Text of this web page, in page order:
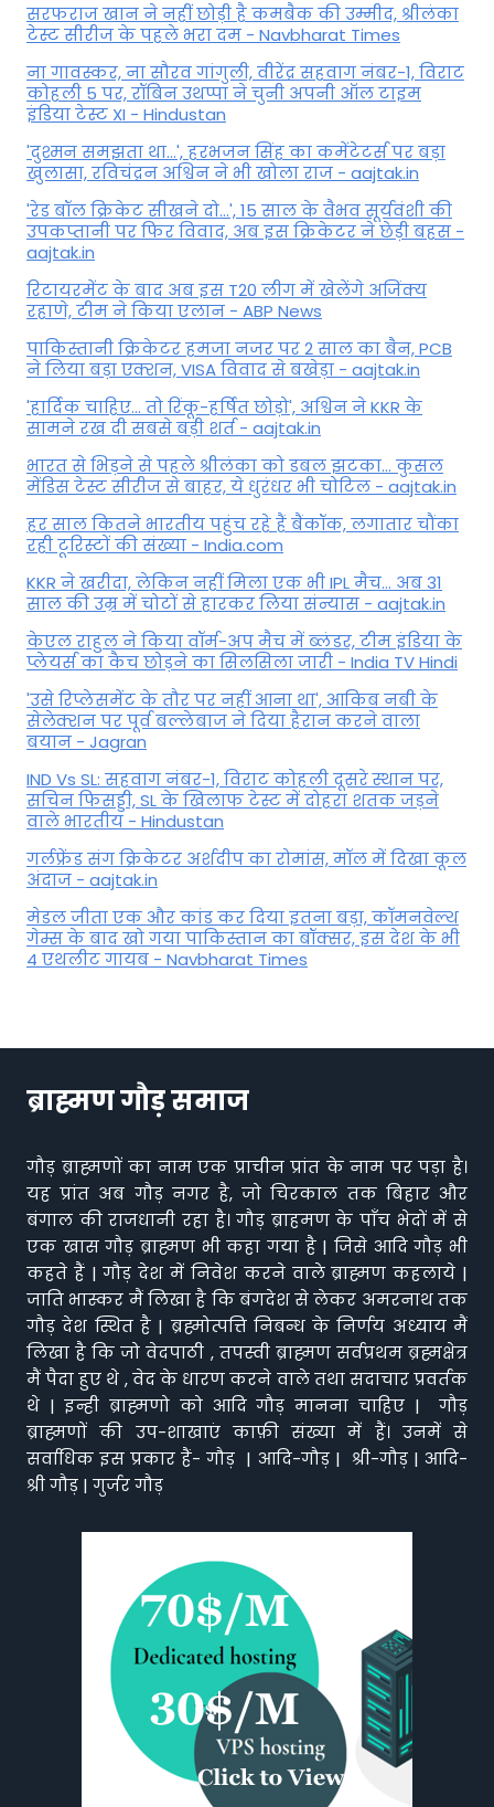
सरफराज खान ने नहीं छोड़ी है कमबैक की उम्मीद, श्रीलंका
टेस्ट सीरीज के पहले भरा दम - Navbharat Times
ना गावस्कर, ना सौरव गांगुली, वीरेंद्र सहवाग नंबर-1, विराट
कोहली 5 पर, रॉबिन उथप्पा ने चुनी अपनी ऑल टाइम
इंडिया टेस्ट XI - Hindustan
'दुश्मन समझता था...', हरभजन सिंह का कमेंटेटर्स पर बड़ा
खुलासा, रव‍िचंद्रन अश्विन ने भी खोला राज - aajtak.in
'रेड बॉल क्रिकेट सीखने दो...', 15 साल के वैभव सूर्यवंशी की
उपकप्तानी पर फ‍िर व‍िवाद, अब इस क्रिकेटर ने छेड़ी बहस -
aajtak.in
रिटायरमेंट के बाद अब इस T20 लीग में खेलेंगे अजिंक्य
रहाणे, टीम ने किया एलान - ABP News
पाकिस्तानी क्रिकेटर हमजा नजर पर 2 साल का बैन, PCB
ने ल‍िया बड़ा एक्शन, VISA व‍िवाद से बखेड़ा - aajtak.in
'हार्दिक चाहिए... तो रिंकू-हर्षित छोड़ो', अश्विन ने KKR के
सामने रख दी सबसे बड़ी शर्त - aajtak.in
भारत से भिड़ने से पहले श्रीलंका को डबल झटका... कुसल
मेंडिस टेस्ट सीरीज से बाहर, ये धुरंधर भी चोटिल - aajtak.in
हर साल कितने भारतीय पहुंच रहे हैं बैंकॉक, लगातार चौंका
रही टूरिस्टों की संख्या - India.com
KKR ने खरीदा, लेकिन नहीं मिला एक भी IPL मैच... अब 31
साल की उम्र में चोटों से हारकर लिया संन्यास - aajtak.in
केएल राहुल ने किया वॉर्म-अप मैच में ब्लंडर, टीम इंडिया के
प्लेयर्स का कैच छोड़ने का सिलसिला जारी - India TV Hindi
'उसे रिप्लेसमेंट के तौर पर नहीं आना था', आकिब नबी के
सेलेक्शन पर पूर्व बल्लेबाज ने दिया हैरान करने वाला
बयान - Jagran
IND Vs SL: सहवाग नंबर-1, विराट कोहली दूसरे स्थान पर,
सचिन फिसड्डी, SL के खिलाफ टेस्ट में दोहरा शतक जड़ने
वाले भारतीय - Hindustan
गर्लफ्रेंड संग क्रिकेटर अर्शदीप का रोमांस, मॉल में द‍िखा कूल
अंदाज - aajtak.in
मेडल जीता एक और कांड कर दिया इतना बड़ा, कॉमनवेल्थ
गेम्स के बाद खो गया पाकिस्तान का बॉक्सर, इस देश के भी
4 एथलीट गायब - Navbharat Times
ब्राह्मण गौड़ समाज
गौड़ ब्राह्मणों का नाम एक प्राचीन प्रांत के नाम पर पड़ा है।
यह प्रांत अब गौड़ नगर है, जो चिरकाल तक बिहार और
बंगाल की राजधानी रहा है। गौड़ ब्राहमण के पाँच भेदों में से
एक खास गौड़ ब्राह्मण भी कहा गया है | जिसे आदि गौड़ भी
कहते हैं | गौड़ देश में निवेश करने वाले ब्राह्मण कहलाये |
जाति भास्कर मैं लिखा है कि बंगदेश से लेकर अमरनाथ तक
गौड़ देश स्थित है | ब्रह्मोत्पत्ति निबन्ध के निर्णय अध्याय मैं
लिखा है कि जो वेदपाठी , तपस्वी ब्राह्मण सर्वप्रथम ब्रह्मक्षेत्र
मैं पैदा हुए थे , वेद के धारण करने वाले तथा सदाचार प्रवर्तक
थे | इन्ही ब्राह्मणो को आदि गौड़ मानना चाहिए | गौड़
ब्राह्मणों की उप-शाखाएं काफ़ी संख्या में हैं। उनमें से
सर्वाधिक इस प्रकार हैं- गौड़ | आदि-गौड़ | श्री-गौड़ | आदि-
श्री गौड़ | गुर्जर गौड़